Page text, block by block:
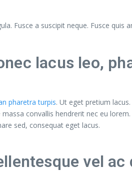
Fusce a suscipit neque. Fusce quis
lacus leo,
pharetra turpis. Ut eget pretium
convallis hendrerit nec eu
sed, consequat eget lacus.
vel ac